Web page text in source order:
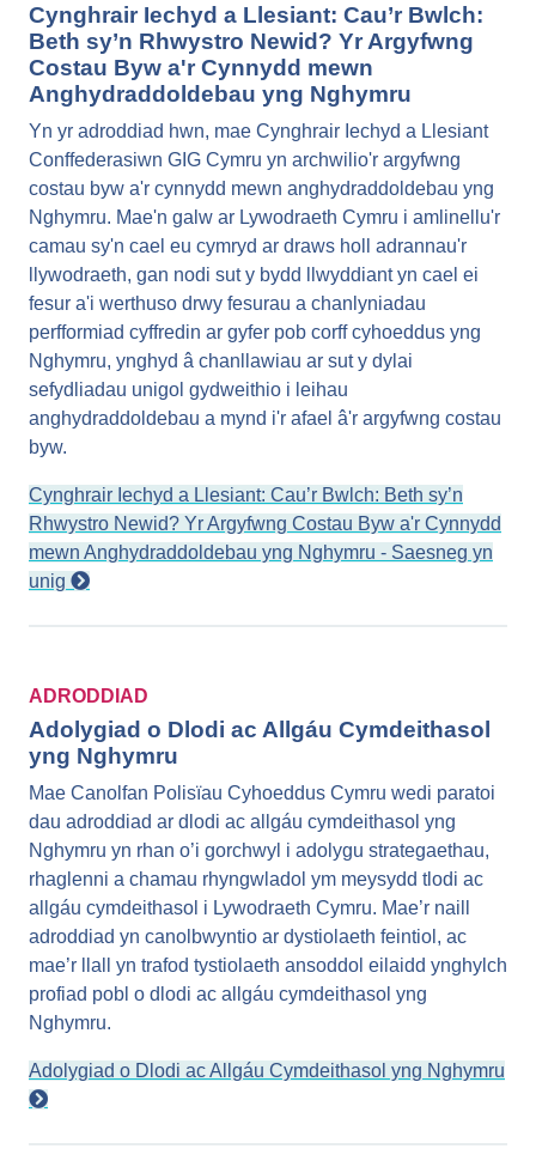
Cynghrair Iechyd a Llesiant: Cau’r Bwlch:
Beth sy’n Rhwystro Newid? Yr Argyfwng
Costau Byw a'r Cynnydd mewn
Anghydraddoldebau yng Nghymru
Yn yr adroddiad hwn, mae Cynghrair Iechyd a Llesiant
Conffederasiwn GIG Cymru yn archwilio'r argyfwng
costau byw a'r cynnydd mewn anghydraddoldebau yng
Nghymru. Mae'n galw ar Lywodraeth Cymru i amlinellu'r
camau sy'n cael eu cymryd ar draws holl adrannau'r
llywodraeth, gan nodi sut y bydd llwyddiant yn cael ei
fesur a'i werthuso drwy fesurau a chanlyniadau
perfformiad cyffredin ar gyfer pob corff cyhoeddus yng
Nghymru, ynghyd â chanllawiau ar sut y dylai
sefydliadau unigol gydweithio i leihau
anghydraddoldebau a mynd i'r afael â'r argyfwng costau
byw.
Cynghrair Iechyd a Llesiant: Cau’r Bwlch: Beth sy’n
Rhwystro Newid? Yr Argyfwng Costau Byw a'r Cynnydd
mewn Anghydraddoldebau yng Nghymru - Saesneg yn
unig
ADRODDIAD
Adolygiad o Dlodi ac Allgáu Cymdeithasol
yng Nghymru
Mae Canolfan Polisïau Cyhoeddus Cymru wedi paratoi
dau adroddiad ar dlodi ac allgáu cymdeithasol yng
Nghymru yn rhan o’i gorchwyl i adolygu strategaethau,
rhaglenni a chamau rhyngwladol ym meysydd tlodi ac
allgáu cymdeithasol i Lywodraeth Cymru. Mae’r naill
adroddiad yn canolbwyntio ar dystiolaeth feintiol, ac
mae’r llall yn trafod tystiolaeth ansoddol eilaidd ynghylch
profiad pobl o dlodi ac allgáu cymdeithasol yng
Nghymru.
Adolygiad o Dlodi ac Allgáu Cymdeithasol yng Nghymru